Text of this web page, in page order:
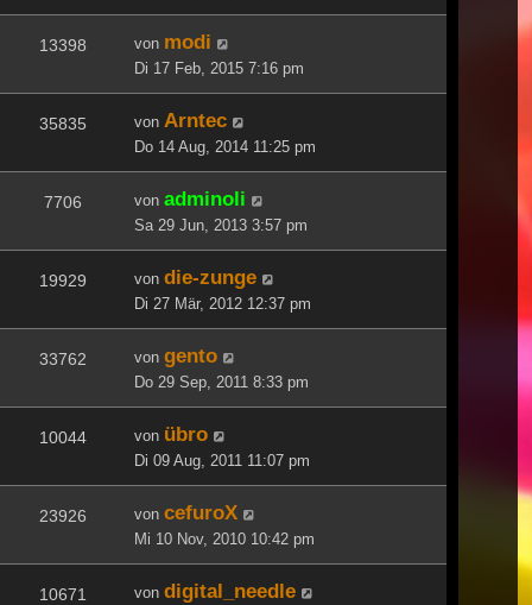
13398 von modi
Di 17 Feb, 2015 7:16 pm
35835 von Arntec
Do 14 Aug, 2014 11:25 pm
7706 von adminoli
Sa 29 Jun, 2013 3:57 pm
19929 von die-zunge
Di 27 Mär, 2012 12:37 pm
33762 von gento
Do 29 Sep, 2011 8:33 pm
10044 von übro
Di 09 Aug, 2011 11:07 pm
23926 von cefuroX
Mi 10 Nov, 2010 10:42 pm
10671 von digital_needle